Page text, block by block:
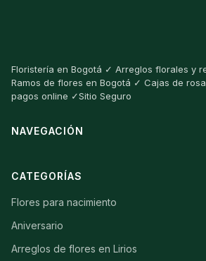
Floristería en Bogotá ✓ Arreglos florales y
Ramos de flores en Bogotá ✓ Cajas de
pagos online ✓Sitio Seguro
NAVEGACIÓN
CATEGORÍAS
Flores para nacimiento
Aniversario
Arreglos de flores en Lirios